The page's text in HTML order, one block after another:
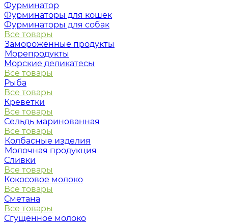
Фурминатор
Фурминаторы для кошек
Фурминаторы для собак
Все товары
Замороженные продукты
Морепродукты
Морские деликатесы
Все товары
Рыба
Все товары
Креветки
Все товары
Сельдь маринованная
Все товары
Колбасные изделия
Молочная продукция
Сливки
Все товары
Кокосовое молоко
Все товары
Сметана
Все товары
Сгущенное молоко